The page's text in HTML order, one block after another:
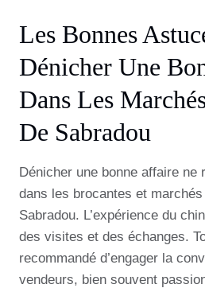
Les Bonnes
Dénicher Une
Dans Les
De Sabradou
Dénicher une bonne affaire ne
dans les brocantes et
Sabradou. L’expérience du
des visites et des échanges.
recommandé d’engager la
vendeurs, bien souvent